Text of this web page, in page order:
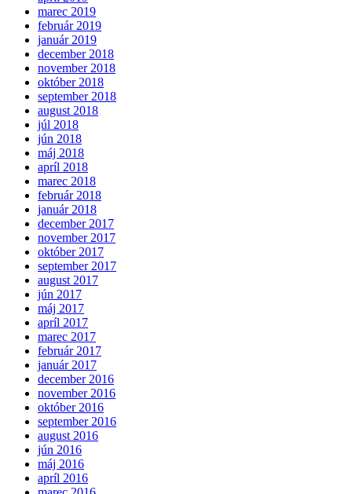
marec 2019
február 2019
január 2019
december 2018
november 2018
október 2018
september 2018
august 2018
júl 2018
jún 2018
máj 2018
apríl 2018
marec 2018
február 2018
január 2018
december 2017
november 2017
október 2017
september 2017
august 2017
jún 2017
máj 2017
apríl 2017
marec 2017
február 2017
január 2017
december 2016
november 2016
október 2016
september 2016
august 2016
jún 2016
máj 2016
apríl 2016